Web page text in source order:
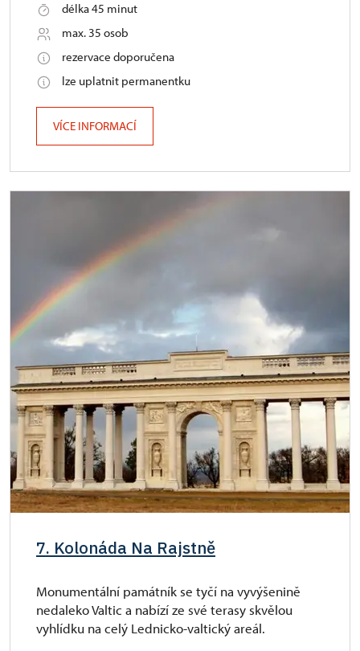
délka 45 minut
max. 35 osob
rezervace doporučena
lze uplatnit permanentku
VÍCE INFORMACÍ
7. Kolonáda Na Rajstně
Monumentální památník se tyčí na vyvýšenině
nedaleko Valtic a nabízí ze své terasy skvělou
vyhlídku na celý Lednicko-valtický areál.